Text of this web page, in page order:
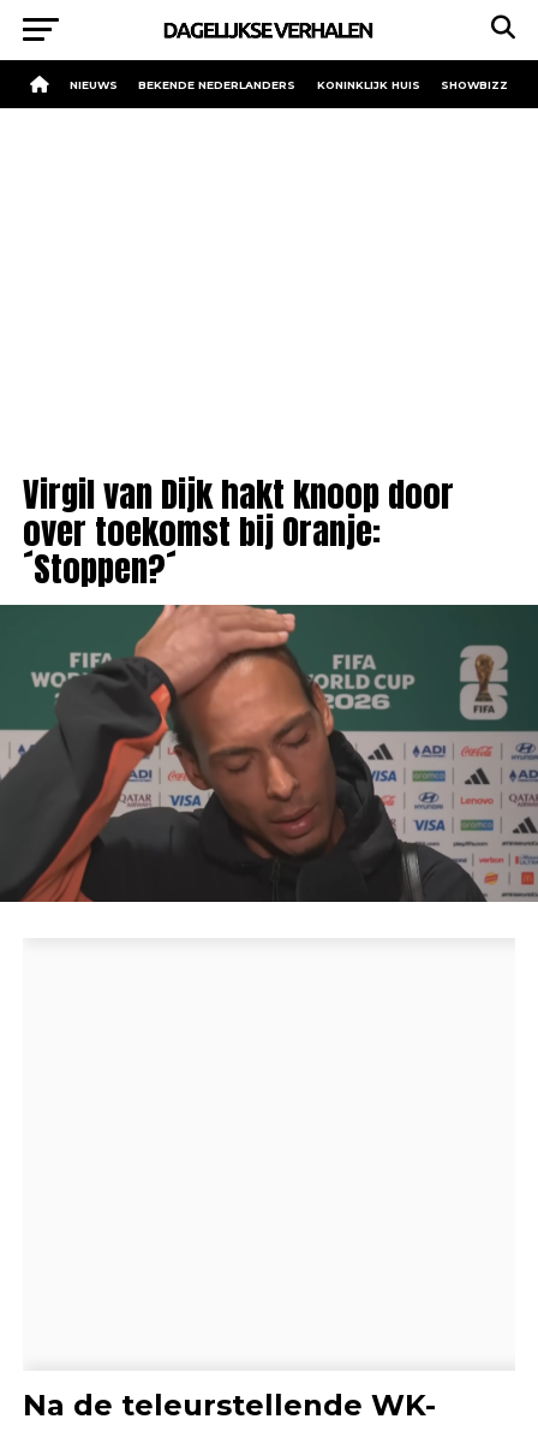
NIEUWS BEKENDE NEDERLANDERS KONINKLIJK HUIS SHOWBIZZ
Virgil van Dijk hakt knoop door
over toekomst bij Oranje:
´Stoppen?´
Na de teleurstellende WK-